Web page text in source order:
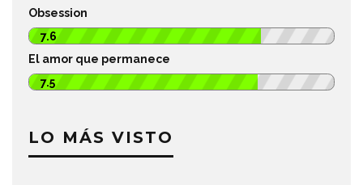
Obsession
7.6
El amor que permanece
7.5
LO MÁS VISTO